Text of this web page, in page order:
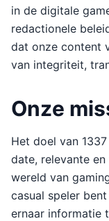
in de digitale
redactionele
dat onze content
van integriteit,
Onze
Het doel van
date, relevante en
wereld van
casual speler bent
ernaar informatie